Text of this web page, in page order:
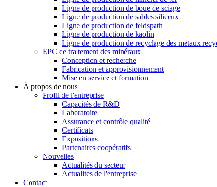
Ligne de production de boue de sciage
Ligne de production de sables siliceux
Ligne de production de feldspath
Ligne de production de kaolin
Ligne de production de recyclage des métaux
EPC de traitement des minéraux
Conception et recherche
Fabrication et approvisionnement
Mise en service et formation
À propos de nous
Profil de l'entreprise
Capacités de R&D
Laboratoire
Assurance et contrôle qualité
Certificats
Expositions
Partenaires coopératifs
Nouvelles
Actualités du secteur
Actualités de l'entreprise
Contact